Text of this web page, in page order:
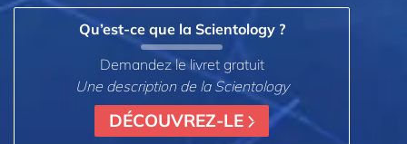
Qu’est-ce que la Scientology ?
Demandez le livret gratuit
Une description de la Scientology
DÉCOUVREZ-LE